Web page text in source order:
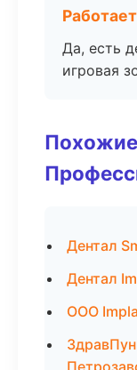
Да, есть
игровая
Дентал
Дентал
ООО